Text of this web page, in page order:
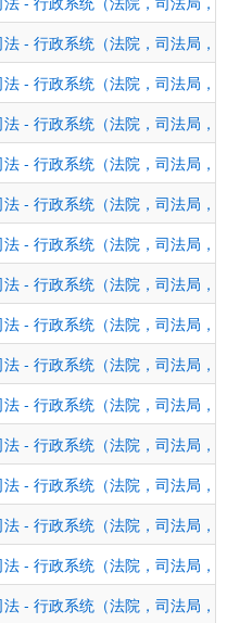
法 - 行政系统（法院，司法局，
法 - 行政系统（法院，司法局，
法 - 行政系统（法院，司法局，
法 - 行政系统（法院，司法局，
法 - 行政系统（法院，司法局，
法 - 行政系统（法院，司法局，
法 - 行政系统（法院，司法局，
法 - 行政系统（法院，司法局，
法 - 行政系统（法院，司法局，
法 - 行政系统（法院，司法局，
法 - 行政系统（法院，司法局，
法 - 行政系统（法院，司法局，
法 - 行政系统（法院，司法局，
法 - 行政系统（法院，司法局，
法 - 行政系统（法院，司法局，